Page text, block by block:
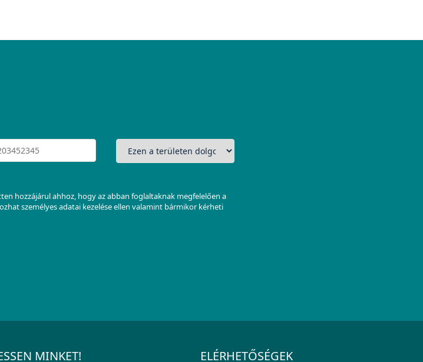
hozzájárul ahhoz, hogy az abban foglaltaknak megfelelően a
személyes adatai kezelése ellen valamint bármikor kérheti
MINKET! ELÉRHETŐSÉGEK